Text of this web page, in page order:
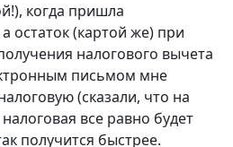
когда пришла
остаток (картой же) при
налогового вычета
письмом мне
(сказали, что на
все равно будет
получится быстрее.